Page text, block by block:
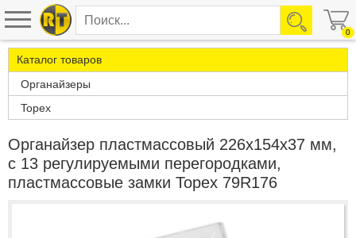
0
Каталог товаров
Органайзеры
Topex
Органайзер пластмассовый 226x154x37 мм,
c 13 регулируемыми перегородками,
пластмассовые замки Topex 79R176